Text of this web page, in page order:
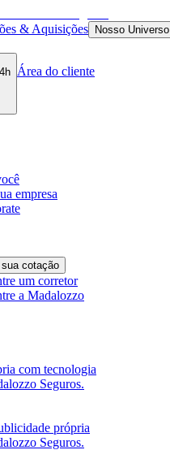
& Aquisições Nosso Universo
Área do cliente
empresa
sua cotação
um corretor
a Madalozzo
com tecnologia
Seguros.
própria
Seguros.